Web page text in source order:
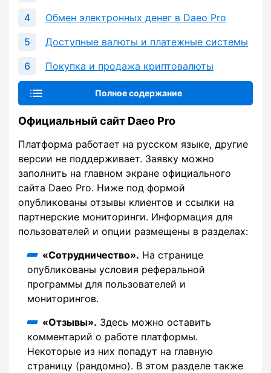
Обмен электронных денег в Daeo Pro
Доступные валюты и платежные системы
Покупка и продажа криптовалюты
Полное содержание
Официальный сайт Daeo Pro
Платформа работает на русском языке, другие
версии не поддерживает. Заявку можно
заполнить на главном экране официального
сайта Daeo Pro. Ниже под формой
опубликованы отзывы клиентов и ссылки на
партнерские мониторинги. Информация для
пользователей и опции размещены в разделах:
«Сотрудничество». На странице
опубликованы условия реферальной
программы для пользователей и
мониторингов.
«Отзывы». Здесь можно оставить
комментарий о работе платформы.
Некоторые из них попадут на главную
страницу (рандомно). В этом разделе также